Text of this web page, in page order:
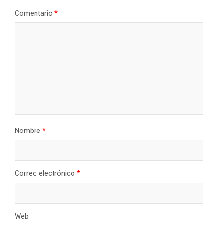
Comentario *
Nombre *
Correo electrónico *
Web